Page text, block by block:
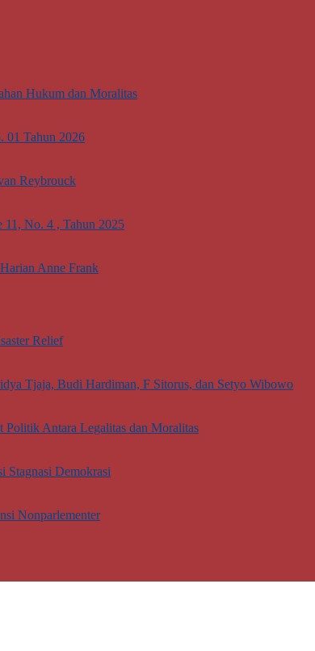
Hukum dan Moralitas
01 Tahun 2026
Reybrouck
11, No. 4 , Tahun 2025
Anne Frank
Relief
Tjaja, Budi Hardiman, F Sitorus, dan Setyo Wibowo
Politik Antara Legalitas dan Moralitas
Stagnasi Demokrasi
Nonparlementer